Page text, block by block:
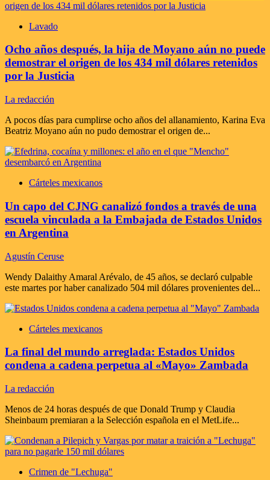
Lavado
Ocho años después, la hija de Moyano aún no puede
demostrar el origen de los 434 mil dólares retenidos
por la Justicia
La redacción
A pocos días para cumplirse ocho años del allanamiento, Karina Eva
Beatriz Moyano aún no pudo demostrar el origen de...
Cárteles mexicanos
Un capo del CJNG canalizó fondos a través de una
escuela vinculada a la Embajada de Estados Unidos
en Argentina
Agustín Ceruse
Wendy Dalaithy Amaral Arévalo, de 45 años, se declaró culpable
este martes por haber canalizado 504 mil dólares provenientes del...
Cárteles mexicanos
La final del mundo arreglada: Estados Unidos
condena a cadena perpetua al «Mayo» Zambada
La redacción
Menos de 24 horas después de que Donald Trump y Claudia
Sheinbaum premiaran a la Selección española en el MetLife...
Crimen de "Lechuga"